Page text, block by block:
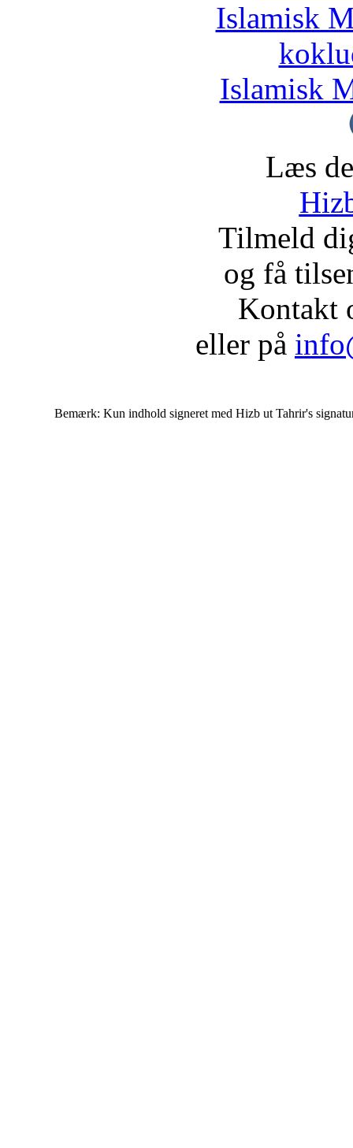
Islamisk
Islamisk
Læs
Tilmeld
og få
Kontakt
eller på
Bemærk: Kun indhold signeret med Hizb ut Tahrir's